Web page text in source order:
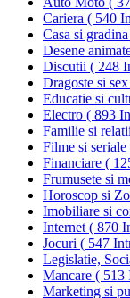
Cariera ( 540
Casa si gradina
Desene
Discutii ( 248
Dragoste si sex
Educatie si
Electro ( 893
Familie si relatii
Filme si seriale
Financiare (
Frumusete si
Horoscop si
Imobiliare si
Internet ( 870
Jocuri ( 547
Legislatie,
Mancare ( 513
Marketing si